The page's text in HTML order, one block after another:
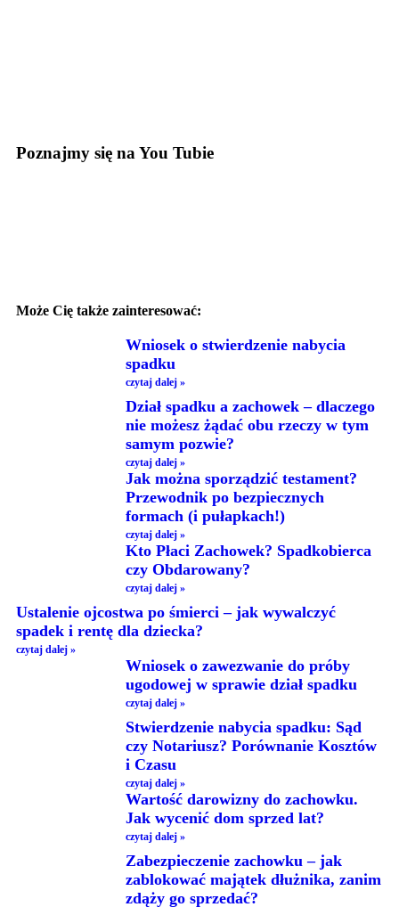
Poznajmy się na You Tubie
Może Cię także zainteresować:
Wniosek o stwierdzenie nabycia
spadku
czytaj dalej »
Dział spadku a zachowek – dlaczego
nie możesz żądać obu rzeczy w tym
samym pozwie?
czytaj dalej »
Jak można sporządzić testament?
Przewodnik po bezpiecznych
formach (i pułapkach!)
czytaj dalej »
Kto Płaci Zachowek? Spadkobierca
czy Obdarowany?
czytaj dalej »
Ustalenie ojcostwa po śmierci – jak wywalczyć
spadek i rentę dla dziecka?
czytaj dalej »
Wniosek o zawezwanie do próby
ugodowej w sprawie dział spadku
czytaj dalej »
Stwierdzenie nabycia spadku: Sąd
czy Notariusz? Porównanie Kosztów
i Czasu
czytaj dalej »
Wartość darowizny do zachowku.
Jak wycenić dom sprzed lat?
czytaj dalej »
Zabezpieczenie zachowku – jak
zablokować majątek dłużnika, zanim
zdąży go sprzedać?